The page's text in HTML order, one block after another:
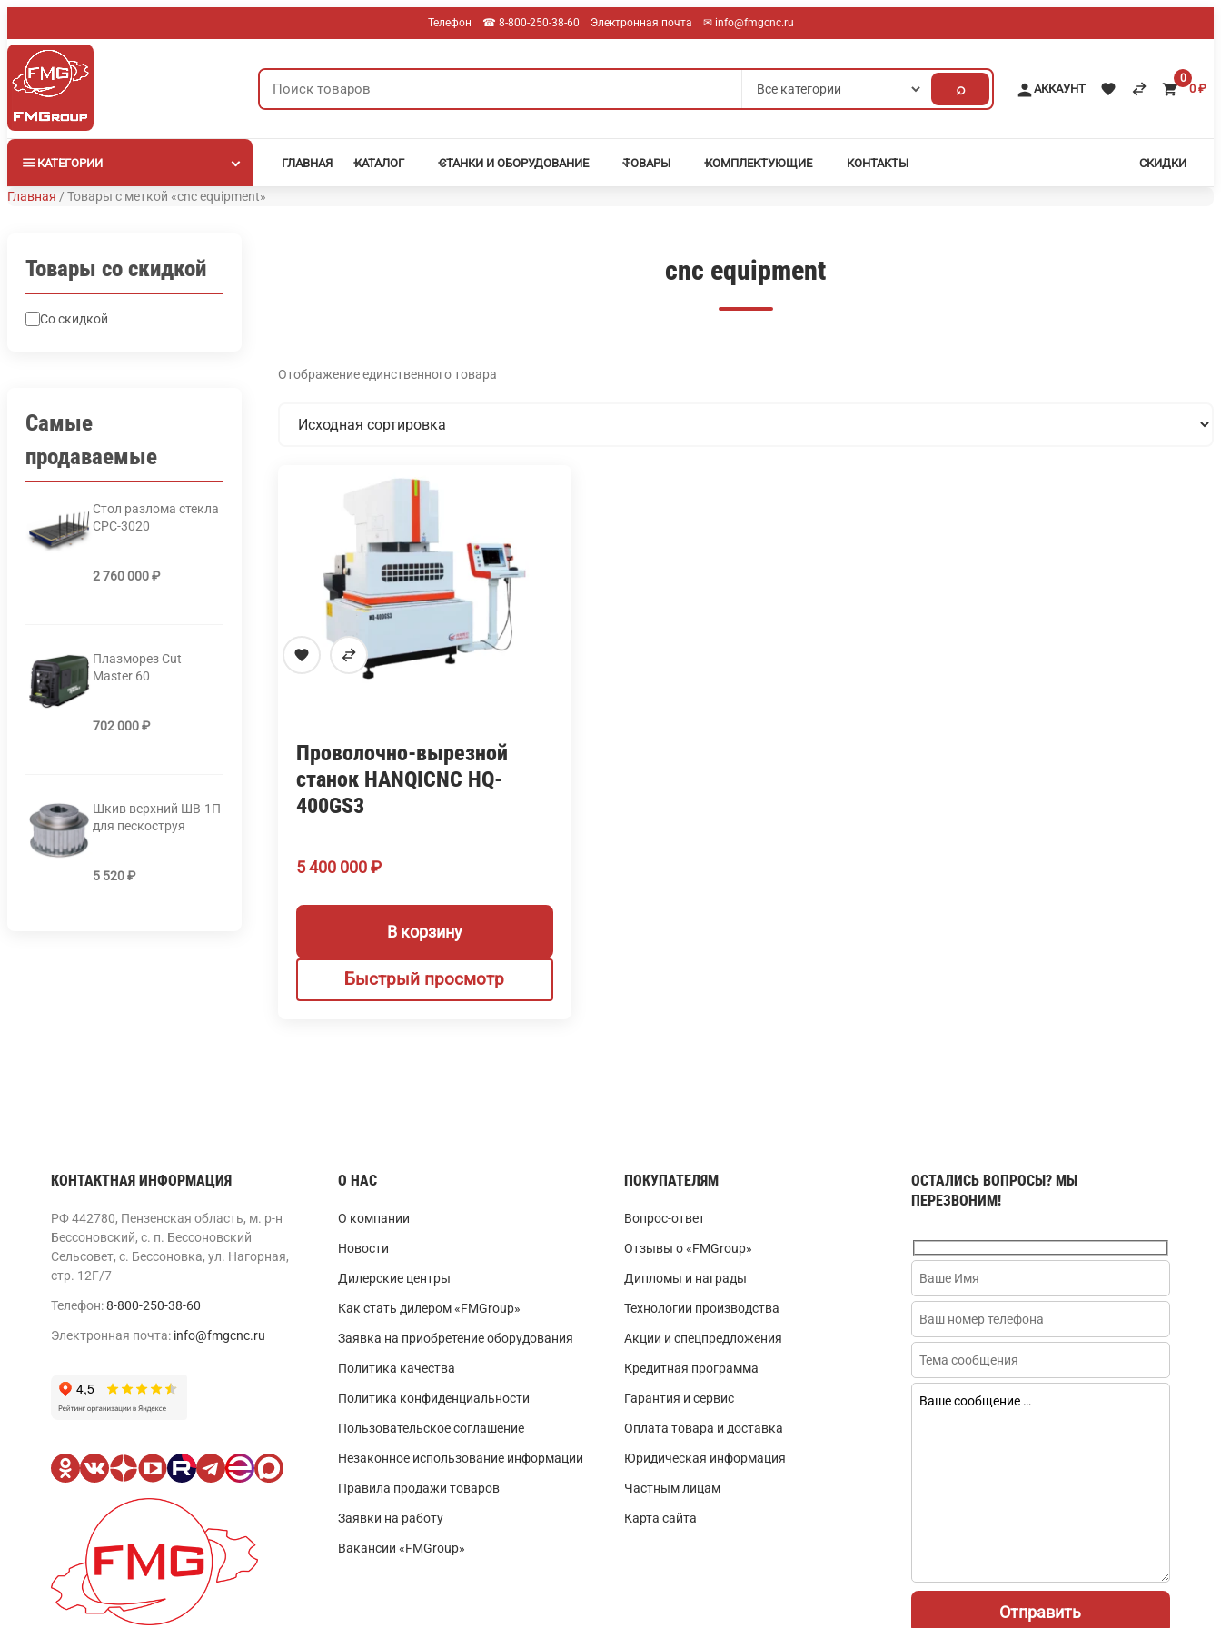
к
содержимому
Телефон ☎︎ 8-800-250-38-60 Электронная почта ✉︎ info@fmgcnc.ru
Поиск
товаров
⌕ АККАУНТ
0
0 ₽
КАТЕГОРИИ ГЛАВНАЯ КАТАЛОГ СТАНКИ И ОБОРУДОВАНИЕ ТОВАРЫ КОМПЛЕКТУЮЩИЕ КОНТАКТЫ СКИДКИ
Главная /Товары с меткой «cnc equipment»
Товары со скидкой
Со скидкой
Самые
продаваемые
Стол разлома стекла
СРС-3020
2 760 000₽
Плазморез Cut
Master 60
702 000₽
Шкив верхний ШВ-1П
для пескоструя
5 520₽
cnc equipment
Отображение единственного товара
Проволочно-вырезной
станок HANQICNC HQ-
400GS3
5 400 000₽
В корзину
Быстрый просмотр
КОНТАКТНАЯ ИНФОРМАЦИЯ
РФ 442780, Пензенская область, м. р-н
Бессоновский, с. п. Бессоновский
Сельсовет, с. Бессоновка, ул. Нагорная,
стр. 12Г/7
Телефон:8-800-250-38-60
Электронная почта: info@fmgcnc.ru
О НАС
О компании
Новости
Дилерские центры
Как стать дилером «FMGroup»
Заявка на приобретение оборудования
Политика качества
Политика конфиденциальности
Пользовательское соглашение
Незаконное использование информации
Правила продажи товаров
Заявки на работу
Вакансии «FMGroup»
ПОКУПАТЕЛЯМ
Вопрос-ответ
Отзывы о «FMGroup»
Дипломы и награды
Технологии производства
Акции и спецпредложения
Кредитная программа
Гарантия и сервис
Оплата товара и доставка
Юридическая информация
Частным лицам
Карта сайта
ОСТАЛИСЬ ВОПРОСЫ? МЫ
ПЕРЕЗВОНИМ!